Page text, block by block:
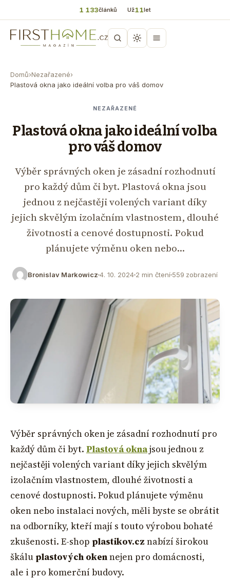
1 133článků Už11let
Domů›Nezařazené›
Plastová okna jako ideální volba pro váš domov
NEZAŘAZENÉ
Plastová okna jako ideální volba
pro váš domov
Výběr správných oken je zásadní rozhodnutí
pro každý dům či byt. Plastová okna jsou
jednou z nejčastěji volených variant díky
jejich skvělým izolačním vlastnostem, dlouhé
životnosti a cenové dostupnosti. Pokud
plánujete výměnu oken nebo…
Bronislav Markowicz 4. 10. 2024 2 min čtení 559 zobrazení
Výběr správných oken je zásadní rozhodnutí pro
každý dům či byt. Plastová oknajsou jednou z
nejčastěji volených variant díky jejich skvělým
izolačním vlastnostem, dlouhé životnosti a
cenové dostupnosti. Pokud plánujete výměnu
oken nebo instalaci nových, měli byste se obrátit
na odborníky, kteří mají s touto výrobou bohaté
zkušenosti. E-shop plastikov.cz nabízí širokou
škáluplastových okennejen pro domácnosti,
ale i pro komerční budovy.